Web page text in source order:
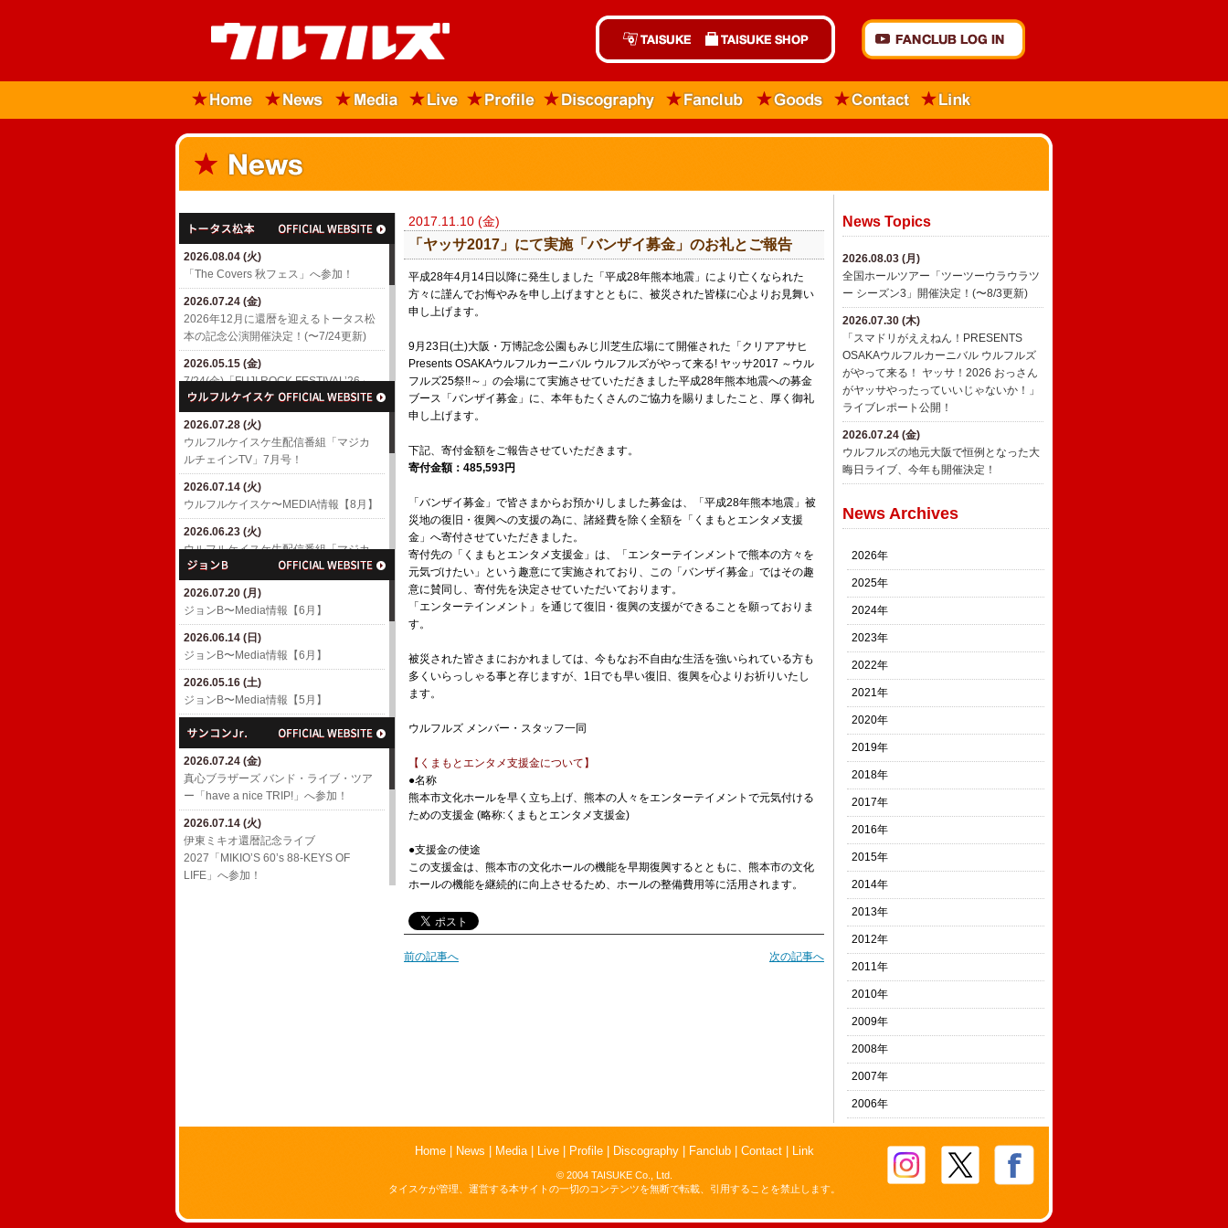
2026.08.04 (火)
「The Covers 秋フェス」へ参加！
2026.07.24 (金)
2026年12月に還暦を迎えるトータス松
本の記念公演開催決定！(〜7/24更新)
2026.05.15 (金)
7/24(金)「FUJI ROCK FESTIVAL’26」
出演決定！
2026.04.18 (土)
6/10(水)「MUSIC AWARDS JAPAN
WEEK SPECIAL LIVE A Tribute to
EIICHI OHTAKI」出演決定！
2026.04.01 (水)
7/4(土)「浜崎貴司 GACHIスペシャル」
2026.03.06 (金)
渡辺満里奈アルバム「Ring-a-Bell 30th
Anniversary Deluxe Edition」
2026.02.27 (金)
3/4(水)パラスポーツアニメテーマ曲
「スーパーヒーロー」配信リリース決
定！
3/8(日)「TOKYO GUITAR JAMBOREE
2026.02.10 (火)
ROOTS66で「The Covers' Fes. 2026」
2026.02.01 (日)
YouTube「上田禎的音楽史 vol.1」に出
演！
2026.07.28 (火)
ウルフルケイスケ生配信番組「マジカ
ルチェインTV」7月号！
2026.07.14 (火)
​ウルフルケイスケ〜MEDIA情報【8月】
2026.06.23 (火)
ウルフルケイスケ生配信番組「マジカ
ルチェインTV」6月号！
2026.06.17 (水)
​ウルフルケイスケ〜MEDIA情報【6月】
2026.05.11 (月)
ウルフルケイスケ生配信番組「マジカ
ルチェインTV」5月号！
2026.04.23 (木)
ウルフルケイスケ生配信番組「マジカ
ルチェインTV」4月号！
2026.04.16 (木)
​ウルフルケイスケ〜MEDIA情報【4月】
(〜4/16更新)
2026.03.24 (火)
ウルフルケイスケ生配信番組「マジカ
ルチェインTV」3月号！
2026.07.20 (月)
ジョンB〜Media情報【6月】
2026.06.14 (日)
ジョンB〜Media情報【6月】
2026.05.16 (土)
ジョンB〜Media情報【5月】
2026.04.19 (日)
2026.03.16 (月)
ジョンB〜Media情報【3月】
2026.02.15 (日)
ジョンB〜Media情報【2月】
2026.01.19 (月)
ジョンB〜Media情報【1月】
2026.07.24 (金)
​真心ブラザーズ バンド・ライブ・ツア
ー「have a nice TRIP!」へ参加！
2026.07.14 (火)
伊東ミキオ還暦記念ライブ
2027「MIKIO’S 60’s 88-KEYS OF
LIFE」へ参加！
刊TANCON」を公開！
2017.11.10 (金)
「ヤッサ2017」にて実施「バンザイ募金」のお礼とご報告
平成28年4月14日以降に発生しました「平成28年熊本地震」により亡くなられた
方々に謹んでお悔やみを申し上げますとともに、被災された皆様に心よりお見舞い
申し上げます。
9月23日(土)大阪・万博記念公園もみじ川芝生広場にて開催された「クリアアサヒ
Presents OSAKAウルフルカーニバル ウルフルズがやって来る! ヤッサ2017 ～ウル
フルズ25祭!!～」の会場にて実施させていただきました平成28年熊本地震への募金
ブース「バンザイ募金」に、本年もたくさんのご協力を賜りましたこと、厚く御礼
申し上げます。
下記、寄付金額をご報告させていただきます。
寄付金額：485,593円
「バンザイ募金」で皆さまからお預かりしました募金は、「平成28年熊本地震」被
災地の復旧・復興への支援の為に、諸経費を除く全額を「くまもとエンタメ支援
金」へ寄付させていただきました。
寄付先の「くまもとエンタメ支援金」は、「エンターテインメントで熊本の方々を
元気づけたい」という趣意にて実施されており、この「バンザイ募金」ではその趣
意に賛同し、寄付先を決定させていただいております。
「エンターテインメント」を通じて復旧・復興の支援ができることを願っておりま
す。
被災された皆さまにおかれましては、今もなお不自由な生活を強いられている方も
多くいらっしゃる事と存じますが、1日でも早い復旧、復興を心よりお祈りいたし
ます。
ウルフルズ メンバー・スタッフ一同
【くまもとエンタメ支援金について】
●名称
熊本市文化ホールを早く立ち上げ、熊本の人々をエンターテイメントで元気付ける
ための支援金 (略称:くまもとエンタメ支援金)
●支援金の使途
この支援金は、熊本市の文化ホールの機能を早期復興するとともに、熊本市の文化
ホールの機能を継続的に向上させるため、ホールの整備費用等に活用されます。
前の記事へ 次の記事へ
News Topics
2026.08.03 (月)
全国ホールツアー「ツーツーウラウラツ
ー シーズン3」開催決定！(〜8/3更新)
2026.07.30 (木)
「スマドリがええねん！PRESENTS
OSAKAウルフルカーニバル ウルフルズ
がやって来る！ ヤッサ！2026 おっさん
がヤッサやったっていいじゃないか！」
ライブレポート公開！
2026.07.24 (金)
ウルフルズの地元大阪で恒例となった大
晦日ライブ、今年も開催決定！
News Archives
2026年
2025年
2024年
2023年
2022年
2021年
2020年
2019年
2018年
2017年
2016年
2015年
2014年
2013年
2012年
2011年
2010年
2009年
2008年
2007年
2006年
Home| News Media| Live| Profile| Discography| Fanclub| Contact| Link
© 2004 TAISUKE Co., Ltd.
タイスケが管理、運営する本サイトの一切のコンテンツを無断で転載、引用することを禁止します。